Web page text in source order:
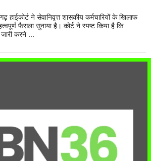
हाईकोर्ट ने सेवानिवृत्त शासकीय कर्मचारियों के खिलाफ
फैसला सुनाया है। कोर्ट ने स्पष्ट किया है कि
जारी करने ...